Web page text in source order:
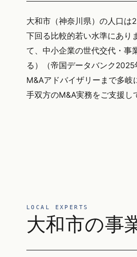
大和市（神奈川県）の人口
下回る比較的若い水準にあり
て、中小企業の世代交代・事
る）（帝国データバンク
M&Aアドバイザリーまで多
手双方のM&A実務をご支援し
LOCAL EXPERTS
大和市の事